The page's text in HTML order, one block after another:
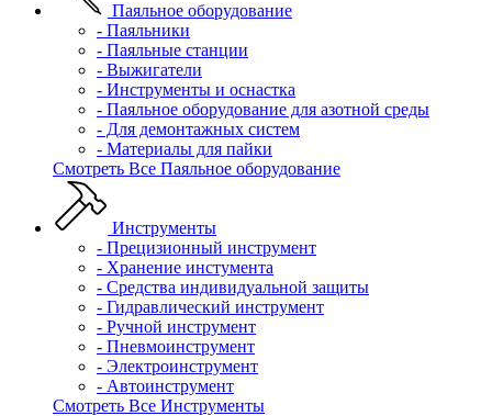
Паяльное оборудование
- Паяльники
- Паяльные станции
- Выжигатели
- Инструменты и оснастка
- Паяльное оборудование для азотной среды
- Для демонтажных систем
- Материалы для пайки
Смотреть Все Паяльное оборудование
Инструменты
- Прецизионный инструмент
- Хранение инстумента
- Средства индивидуальной защиты
- Гидравлический инструмент
- Ручной инструмент
- Пневмоинструмент
- Электроинструмент
- Автоинструмент
Смотреть Все Инструменты